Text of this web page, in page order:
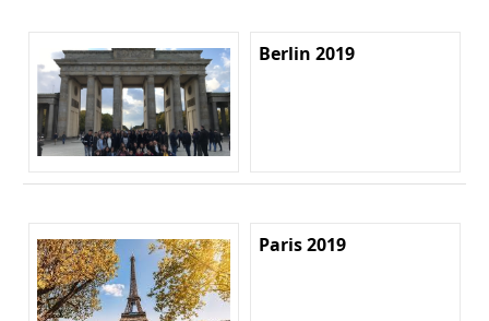
Berlin 2019
Paris 2019